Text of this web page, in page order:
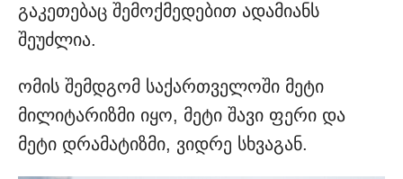
გაკეთებაც შემოქმედებით ადამიანს
შეუძლია.
ომის შემდგომ საქართველოში მეტი
მილიტარიზმი იყო, მეტი შავი ფერი და
მეტი დრამატიზმი, ვიდრე სხვაგან.